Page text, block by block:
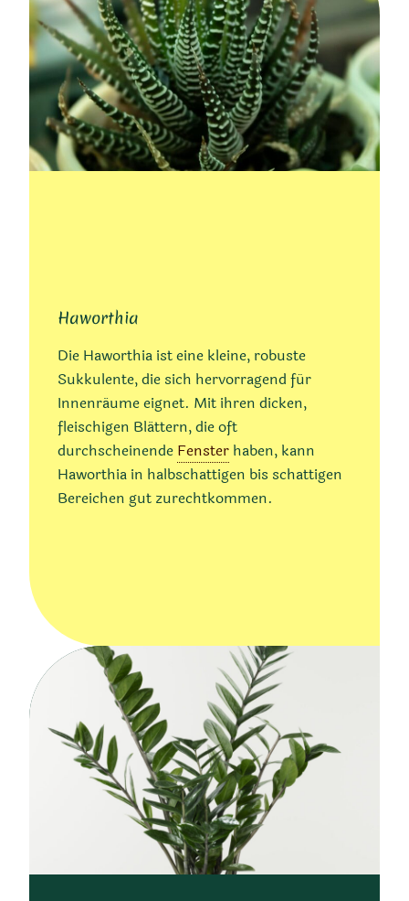
Haworthia
Die Haworthia ist eine kleine, robuste
Sukkulente, die sich hervorragend für
Innenräume eignet. Mit ihren dicken,
fleischigen Blättern, die oft
durchscheinende Fensterhaben, kann
Haworthia in halbschattigen bis schattigen
Bereichen gut zurechtkommen.